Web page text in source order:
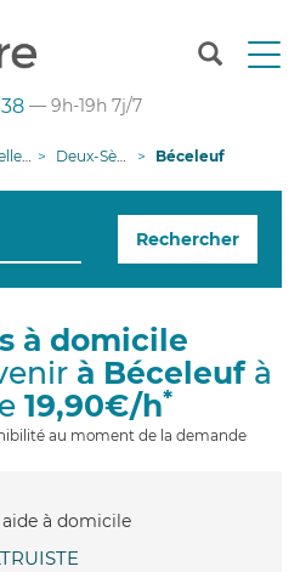
T
n
g
i
— 9h-19h 7j/7
Deux-Sèvres Béceleuf
Rechercher
à domicile
à Béceleufà
19,90€/h*
au moment de la demande